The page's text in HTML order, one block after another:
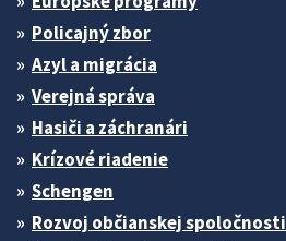
Policajný zbor
Azyl a migrácia
Verejná správa
Hasiči a záchranári
Krízové riadenie
Schengen
Rozvoj občianskej spoločnosti